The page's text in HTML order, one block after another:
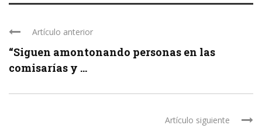
Artículo anterior
“Siguen amontonando personas en las
comisarías y ...
Artículo siguiente